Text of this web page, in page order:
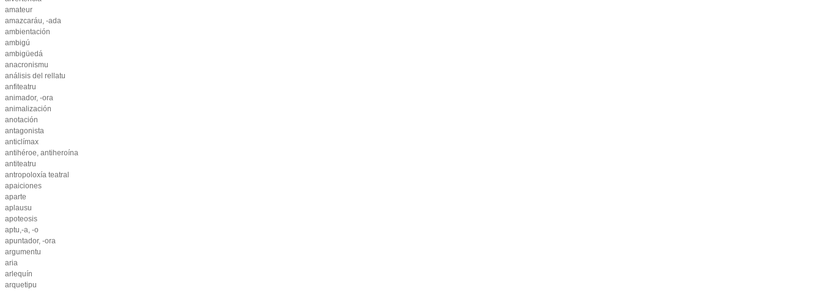
amateur
amazcaráu, -ada
ambientación
ambigú
ambigüedá
anacronismu
análisis del rellatu
anfiteatru
animador, -ora
animalización
anotación
antagonista
anticlímax
antihéroe, antiheroína
antiteatru
antropoloxía teatral
apaiciones
aparte
aplausu
apoteosis
aptu,-a, -o
apuntador, -ora
argumentu
aria
arlequín
arquetipu